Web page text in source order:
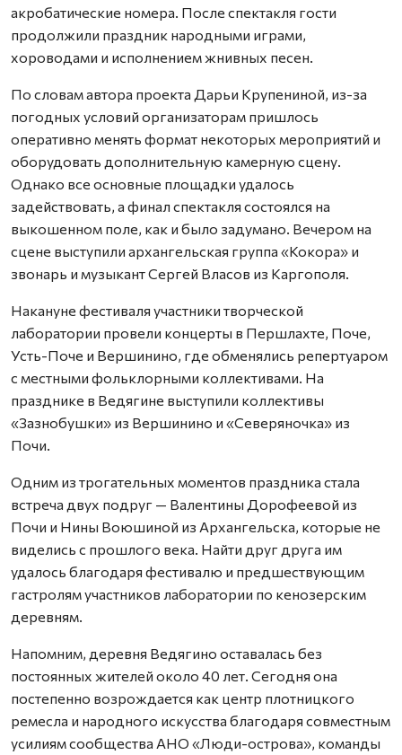
акробатические номера. После спектакля гости
продолжили праздник народными играми,
хороводами и исполнением жнивных песен.
По словам автора проекта Дарьи Крупениной, из-за
погодных условий организаторам пришлось
оперативно менять формат некоторых мероприятий и
оборудовать дополнительную камерную сцену.
Однако все основные площадки удалось
задействовать, а финал спектакля состоялся на
выкошенном поле, как и было задумано. Вечером на
сцене выступили архангельская группа «Кокора» и
звонарь и музыкант Сергей Власов из Каргополя.
Накануне фестиваля участники творческой
лаборатории провели концерты в Першлахте, Поче,
Усть-Поче и Вершинино, где обменялись репертуаром
с местными фольклорными коллективами. На
празднике в Ведягине выступили коллективы
«Зазнобушки» из Вершинино и «Северяночка» из
Почи.
Одним из трогательных моментов праздника стала
встреча двух подруг — Валентины Дорофеевой из
Почи и Нины Воюшиной из Архангельска, которые не
виделись с прошлого века. Найти друг друга им
удалось благодаря фестивалю и предшествующим
гастролям участников лаборатории по кенозерским
деревням.
Напомним, деревня Ведягино оставалась без
постоянных жителей около 40 лет. Сегодня она
постепенно возрождается как центр плотницкого
ремесла и народного искусства благодаря совместным
усилиям сообщества АНО «Люди-острова», команды